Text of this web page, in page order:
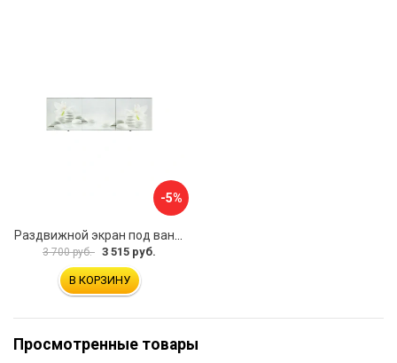
-5%
3 700 руб. 3 515 руб.
В КОРЗИНУ
Просмотренные товары